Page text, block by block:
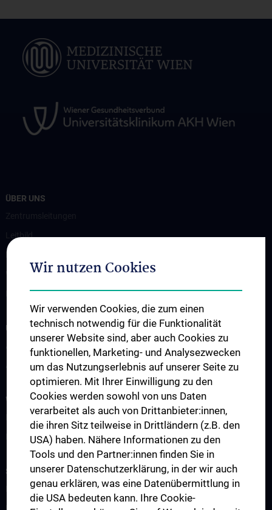
ÜBER UNS
Leitbild
Wie Sie uns finden
Events
UNSERE ABTEILUNGEN
Abteilung für Zell- und Entwicklungsbiologie
WISSENSCHAFT & FORSCHUNG
Forschung an der Abteilung für Anatomie
Forschung an der Abteilung für Zellbiologie
STUDIUM, AUS- UND WEITERBILDUNG
Lehre an der Abteilung für Anatomie
Wir nutzen Cookies
Wir verwenden Cookies, die zum einen
technisch notwendig für die Funktionalität
unserer Website sind, aber auch Cookies zu
funktionellen, Marketing- und Analysezwecken
um das Nutzungserlebnis auf unserer Seite zu
optimieren. Mit Ihrer Einwilligung zu den
Cookies werden sowohl von uns Daten
verarbeitet als auch von Drittanbieter:innen,
die ihren Sitz teilweise in Drittländern (z.B. den
USA) haben. Nähere Informationen zu den
Tools und den Partner:innen finden Sie in
unserer Datenschutzerklärung, in der wir auch
genau erklären, was eine Datenübermittlung in
die USA bedeuten kann. Ihre Cookie-